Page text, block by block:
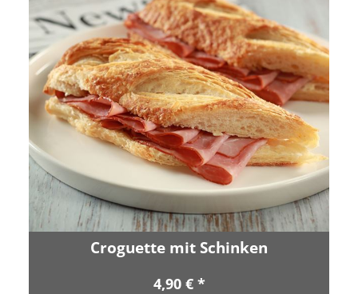
Croguette mit Schinken
4,90 € *